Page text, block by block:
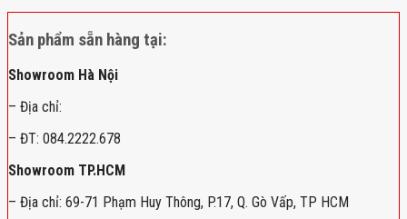
Sản phẩm sẵn hàng tại:
Showroom Hà Nội
– Địa chỉ:
– ĐT: 084.2222.678
Showroom TP.HCM
– Địa chỉ: 69-71 Phạm Huy Thông, P.17, Q. Gò Vấp, TP HCM